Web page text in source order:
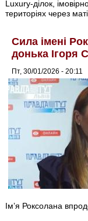
Luxury-ділок,
територіях через
Сила імені
донька Ігоря
Пт, 30/01/2026 - 20:11
Ім’я Роксолана